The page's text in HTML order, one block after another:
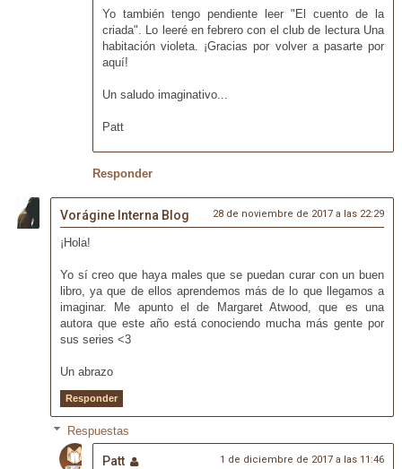
Yo también tengo pendiente leer "El cuento de la
criada". Lo leeré en febrero con el club de lectura Una
habitación violeta. ¡Gracias por volver a pasarte por
aquí!
Un saludo imaginativo...
Patt
Responder
Vorágine Interna Blog 28 de noviembre de 2017 a las 22:29
¡Hola!
Yo sí creo que haya males que se puedan curar con un buen
libro, ya que de ellos aprendemos más de lo que llegamos a
imaginar. Me apunto el de Margaret Atwood, que es una
autora que este año está conociendo mucha más gente por
sus series <3
Un abrazo
Responder
Respuestas
Patt 1 de diciembre de 2017 a las 11:46